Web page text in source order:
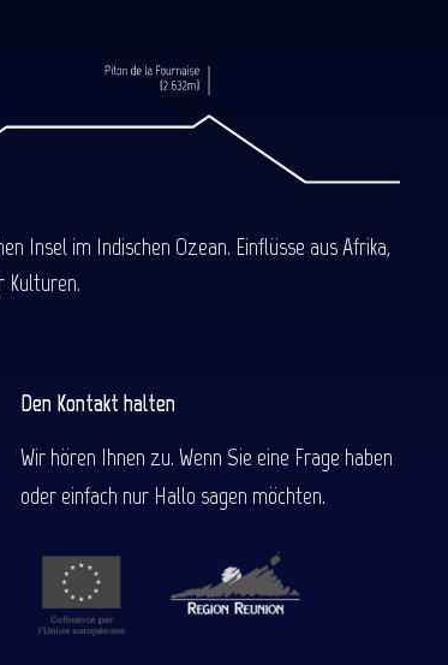
Insel im Indischen Ozean. Einflüsse aus Afrika,
Kulturen.
Den Kontakt halten
Wir hören Ihnen zu. Wenn Sie eine Frage haben
oder einfach nur Hallo sagen möchten.